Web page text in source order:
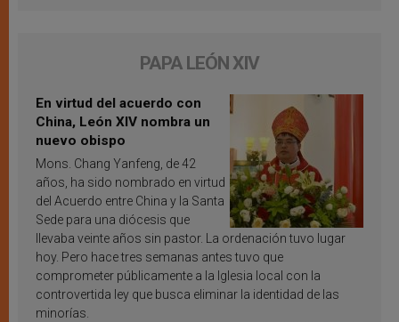
PAPA LEÓN XIV
En virtud del acuerdo con
China, León XIV nombra un
nuevo obispo
Mons. Chang Yanfeng, de 42
años, ha sido nombrado en virtud
del Acuerdo entre China y la Santa
Sede para una diócesis que
llevaba veinte años sin pastor. La ordenación tuvo lugar
hoy. Pero hace tres semanas antes tuvo que
comprometer públicamente a la Iglesia local con la
controvertida ley que busca eliminar la identidad de las
minorías.